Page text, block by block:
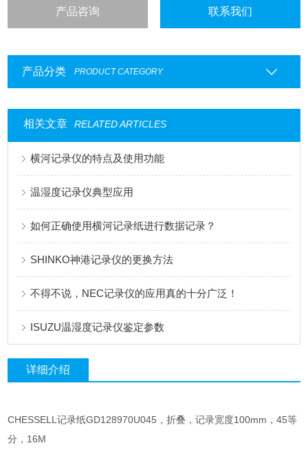
产品咨询 联系我们
产品分类 PRODUCT CATEGORY
相关文章 RELATED ARTICLES
横河记录仪的特点及使用功能
温湿度记录仪典型应用
如何正确使用横河记录纸进行数据记录？
SHINKO神港记录仪的更换方法
不得不说，NEC记录仪的应用真的十分广泛！
ISUZU温湿度记录仪鉴定参数
详细介绍
CHESSELL记录纸GD128970U045，折叠，记录宽度100mm，45等
分，16M